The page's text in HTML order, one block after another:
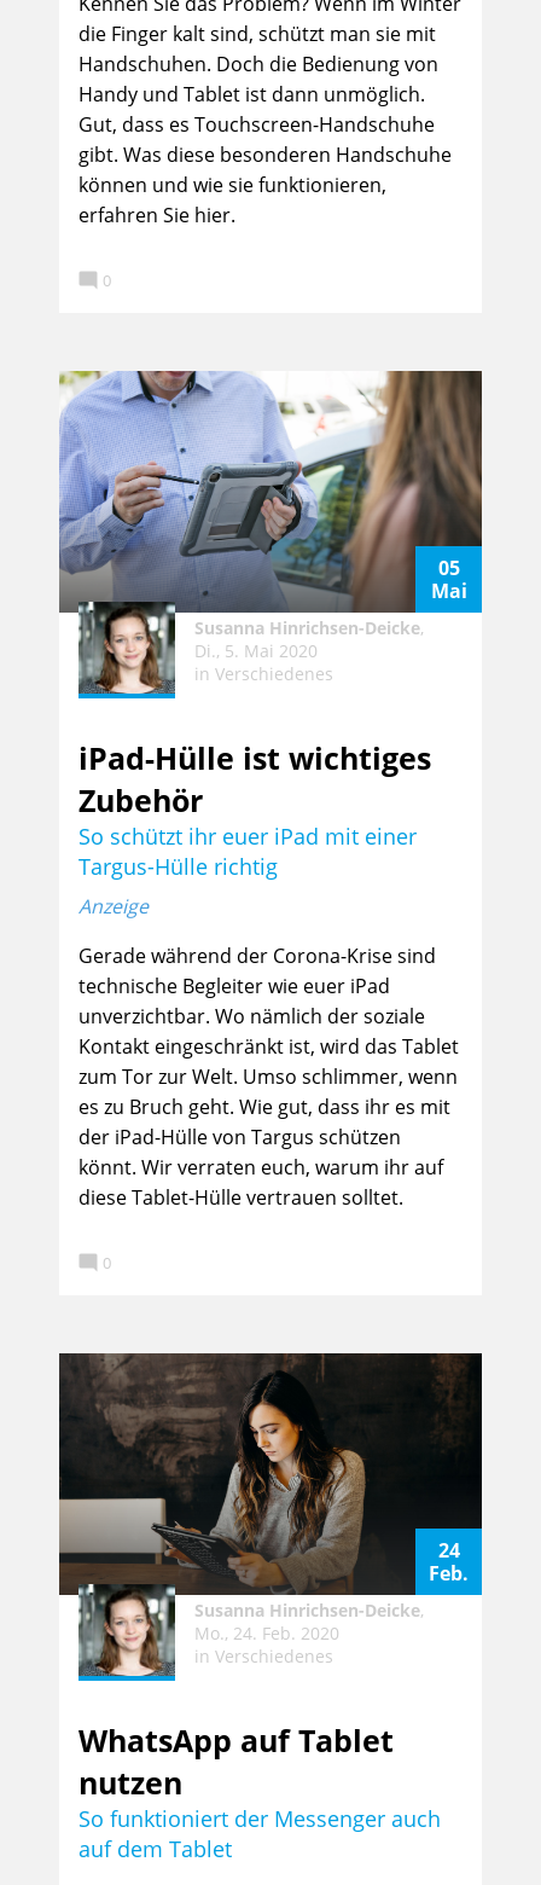
die Finger kalt sind, schützt man sie mit
Handschuhen. Doch die Bedienung von
Handy und Tablet ist dann unmöglich.
Gut, dass es Touchscreen-Handschuhe
gibt. Was diese besonderen Handschuhe
können und wie sie funktionieren,
erfahren Sie hier.
 0
05
Mai
Susanna Hinrichsen-Deicke,
Di., 5. Mai 2020
in Verschiedenes
iPad-Hülle ist wichtiges
Zubehör
So schützt ihr euer iPad mit einer
Targus-Hülle richtig
Anzeige
Gerade während der Corona-Krise sind
technische Begleiter wie euer iPad
unverzichtbar. Wo nämlich der soziale
Kontakt eingeschränkt ist, wird das Tablet
zum Tor zur Welt. Umso schlimmer, wenn
es zu Bruch geht. Wie gut, dass ihr es mit
der iPad-Hülle von Targus schützen
könnt. Wir verraten euch, warum ihr auf
diese Tablet-Hülle vertrauen solltet.
 0
24
Feb.
Susanna Hinrichsen-Deicke,
Mo., 24. Feb. 2020
in Verschiedenes
WhatsApp auf Tablet
nutzen
So funktioniert der Messenger auch
auf dem Tablet